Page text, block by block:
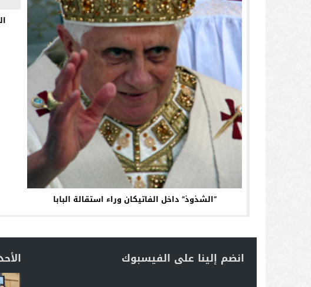
“الشذوذ” داخل الفاتيكان وراء استقالة البابا
انضم إلينا على الفيسبوك